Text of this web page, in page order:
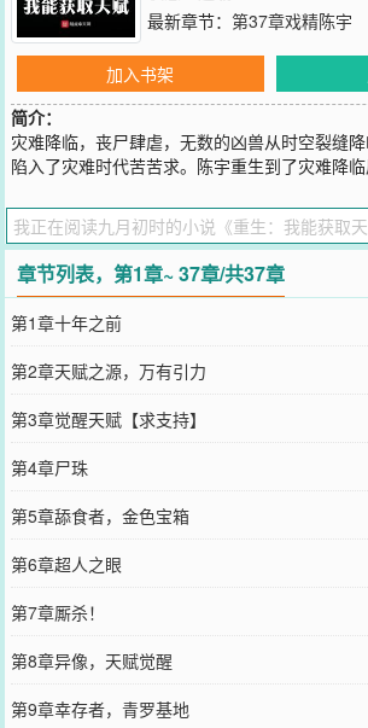
最新章节： 第37章戏精陈宇
加入书架
简介：
灾难降临，丧尸肆虐，无数的凶兽从时空裂缝
陷入了灾难时代苦苦求。陈宇重生到了灾难降临
和物品。【金色宝箱开启中……获得万有引力
箱开启中……获得天象天赋之源！】【神圣宝
之力天赋之源！】——万有引力、凤凰之力、
视力……于是乎，凭借自己的特殊能力，陈宇
了立足之地。
您要是觉得《重生：我能获取天赋
和微博微信里的朋友推荐哦！
章节列表，第1章~ 37章/共37章
第1章十年之前
第2章天赋之源，万有引力
第3章觉醒天赋【求支持】
第4章尸珠
第5章舔食者，金色宝箱
第6章超人之眼
第7章厮杀！
第8章异像，天赋觉醒
第9章幸存者，青罗基地